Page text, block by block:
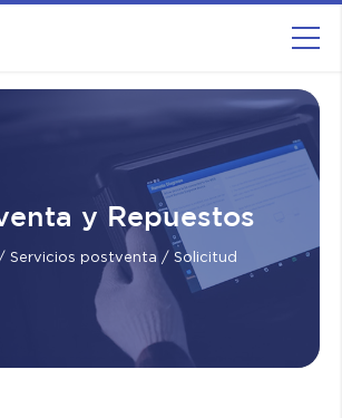
y Repuestos
/ Servicios postventa / Solicitud